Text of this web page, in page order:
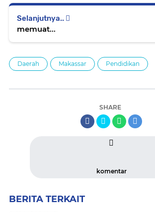
Selanjutnya..
memuat...
Daerah Makassar Pendidikan
SHARE
komentar
BERITA TERKAIT